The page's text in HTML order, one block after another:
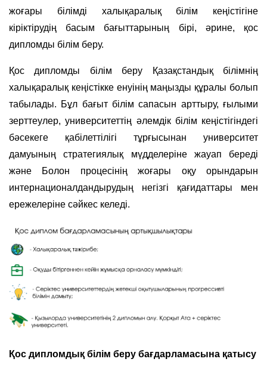
жоғары білімді халықаралық білім кеңістігіне
кіріктірудің басым бағыттарының бірі, әрине, қос
дипломды білім беру.
Қос дипломды білім беру Қазақстандық білімнің
халықаралық кеңістікке енуінің маңызды құралы болып
табылады. Бұл бағыт білім сапасын арттыру, ғылыми
зерттеулер, университеттің әлемдік білім кеңістігіндегі
бәсекеге қабілеттілігі тұрғысынан университет
дамуының стратегиялық мүдделеріне жауап береді
және Болон процесінің жоғары оқу орындарын
интернационалдандырудың негізгі қағидаттары мен
ережелеріне сәйкес келеді.
Қос дипломдық білім беру бағдарламасына қатысу